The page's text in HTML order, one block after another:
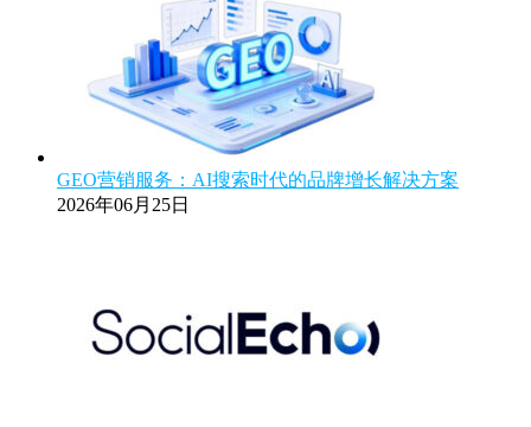
GEO营销服务：AI搜索时代的品牌增长解决方案
2026年06月25日